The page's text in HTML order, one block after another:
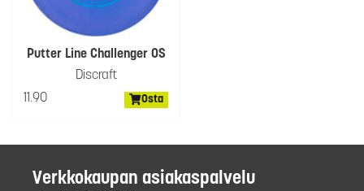
Putter Line Challenger OS
Discraft
11.90
Osta
Verkkokaupan asiakaspalvelu